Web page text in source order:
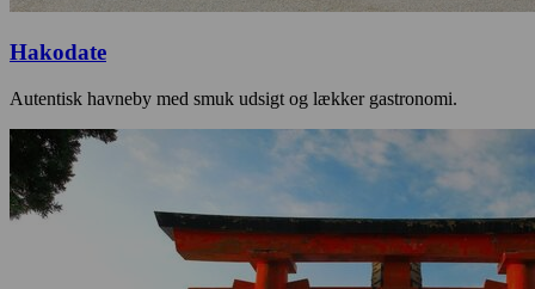
Hakodate
Autentisk havneby med smuk udsigt og lækker gastronomi.